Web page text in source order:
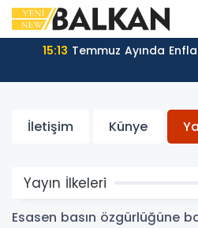
15:13 Temmuz Ayında
İletişim Künye
Yayın İlkeleri
Esasen basın özgürlüğüne